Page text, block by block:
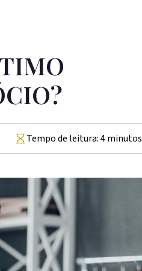
Tempo de leitura:4minutos